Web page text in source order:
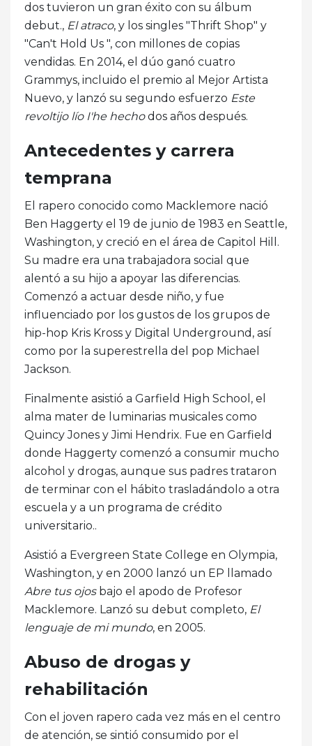
dos tuvieron un gran éxito con su álbum
debut., El atraco, y los singles "Thrift Shop" y
"Can't Hold Us ", con millones de copias
vendidas. En 2014, el dúo ganó cuatro
Grammys, incluido el premio al Mejor Artista
Nuevo, y lanzó su segundo esfuerzo Este
revoltijo lío I'he hechodos años después.
Antecedentes y carrera
temprana
El rapero conocido como Macklemore nació
Ben Haggerty el 19 de junio de 1983 en Seattle,
Washington, y creció en el área de Capitol Hill.
Su madre era una trabajadora social que
alentó a su hijo a apoyar las diferencias.
Comenzó a actuar desde niño, y fue
influenciado por los gustos de los grupos de
hip-hop Kris Kross y Digital Underground, así
como por la superestrella del pop Michael
Jackson.
Finalmente asistió a Garfield High School, el
alma mater de luminarias musicales como
Quincy Jones y Jimi Hendrix. Fue en Garfield
donde Haggerty comenzó a consumir mucho
alcohol y drogas, aunque sus padres trataron
de terminar con el hábito trasladándolo a otra
escuela y a un programa de crédito
universitario..
Asistió a Evergreen State College en Olympia,
Washington, y en 2000 lanzó un EP llamado
Abre tus ojosbajo el apodo de Profesor
Macklemore. Lanzó su debut completo, El
lenguaje de mi mundo, en 2005.
Abuso de drogas y
rehabilitación
Con el joven rapero cada vez más en el centro
de atención, se sintió consumido por el